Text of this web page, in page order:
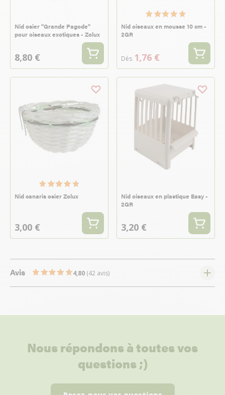
Nid osier "Grande Pagode"
pour oiseaux exotiques - Zolux
8,80 €
Nid oiseaux en mousse 10 cm -
2GR
Dès 1,76 €
Nid canaris osier Zolux
3,00 €
Nid oiseaux en plastique Easy -
2GR
3,20 €
Avis 4,80 (42 avis)
Nous répondons à toutes vos
questions ;)